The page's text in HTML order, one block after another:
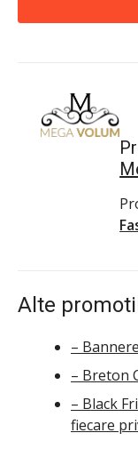
Alte
–
– Breton
– Black
fiecare